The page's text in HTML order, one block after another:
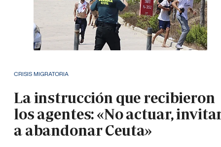
CRISIS MIGRATORIA
La instrucción que recibieron
los agentes: «No actuar,
a abandonar Ceuta»